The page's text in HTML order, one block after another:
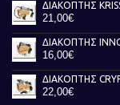
21,00€
16,00€
22,00€